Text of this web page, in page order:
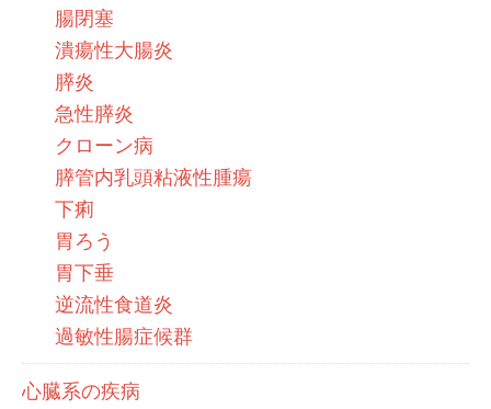
腸閉塞
潰瘍性大腸炎
膵炎
急性膵炎
クローン病
膵管内乳頭粘液性腫瘍
下痢
胃ろう
胃下垂
逆流性食道炎
過敏性腸症候群
心臓系の疾病